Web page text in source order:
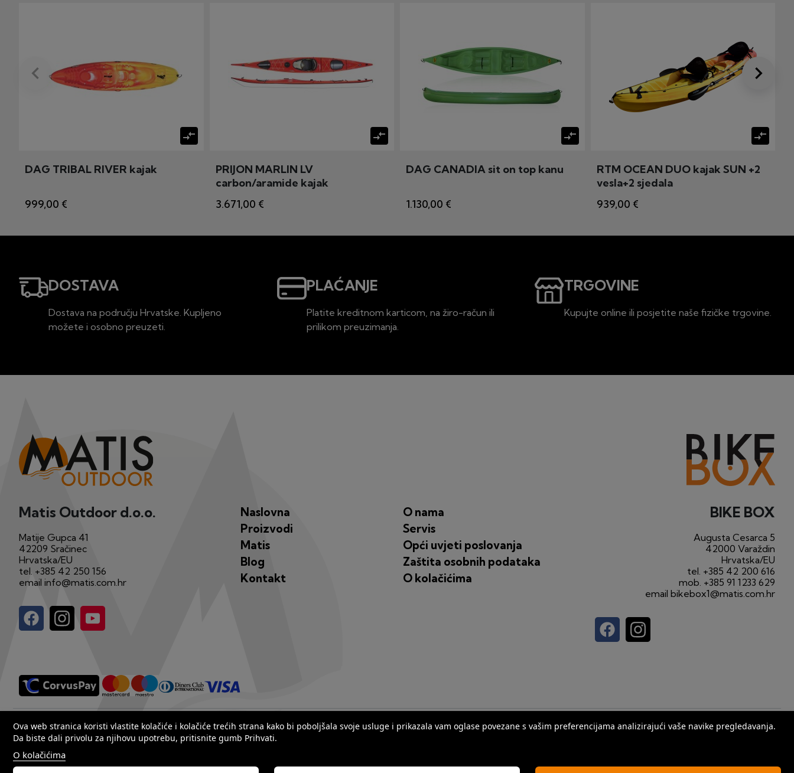
compare_arrows
DAG TRIBAL RIVER kajak
999,00 €
compare_arrows
PRIJON MARLIN LV
carbon/aramide kajak
3.671,00 €
compare_arrows
DAG CANADIA sit on top kanu
1.130,00 €
compare_arrows
RTM OCEAN DUO kajak SUN +2
vesla+2 sjedala
939,00 €
Prije
keyboard_arrow_left Dalje
keyboard_arrow_right
DOSTAVA
Dostava na području Hrvatske. Kupljeno
možete i osobno preuzeti.
PLAĆANJE
Platite kreditnom karticom, na žiro-račun ili
prilikom preuzimanja.
TRGOVINE
Kupujte online ili posjetite naše fizičke trgovine.
Matis Outdoor d.o.o.
Matije Gupca 41
42209 Sračinec
Hrvatska/EU
tel. +385 42 250 156
email info@matis.com.hr
Naslovna
Proizvodi
Matis
Blog
Kontakt
O nama
Servis
Opći uvjeti poslovanja
Zaštita osobnih podataka
O kolačićima
Ova web stranica koristi vlastite kolačiće i kolačiće trećih strana kako bi poboljšala svoje usluge i prikazala vam oglase povezane s vašim preferencijama analizirajući vaše navike pregledavanja.
Da biste dali privolu za njihovu upotrebu, pritisnite gumb Prihvati.
O kolačićima
BIKE BOX
Augusta Cesarca 5
42000 Varaždin
Hrvatska/EU
tel. +385 42 200 616
mob. +385 91 1233 629
email bikebox1@matis.com.hr
Copyright by Matis 2025. Sva prava pridržana. web bySeus